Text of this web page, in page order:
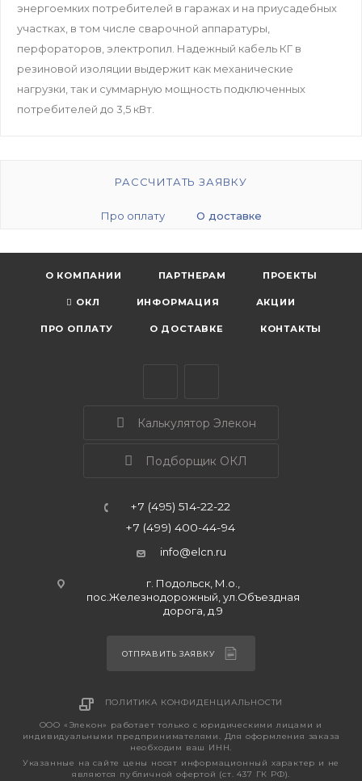
энергоемких потребителей в гаражах и на приусадебных
участках, в том числе сварочной аппаратуры,
перфораторов, электропил. Надежный кабель КГ в
резиновой изоляции выдержит как механические
нагрузки, так и суммарную мощность подключенных
потребителей до 3,5 кВт.
РАССЧИТАТЬ ЗАЯВКУ
Про оплату О доставке
О КОМПАНИИ ПАРТНЕРАМ ПРОЕКТЫ
ОКЛ ИНФОРМАЦИЯ АКЦИИ
ПРО ОПЛАТУ О ДОСТАВКЕ КОНТАКТЫ
Калькулятор Элекон
Подборщик ОКЛ
+7 (495) 514-22-22
+7 (499) 400-44-94
info@elcn.ru
г. Подольск, М.о.,
пос.Железнодорожный, ул.Объездная
дорога, д.9
ОТПРАВИТЬ ЗАЯВКУ
ПОЛИТИКА КОНФИДЕНЦИАЛЬНОСТИ
ООО «Элекон» работает только с юридическими лицами и
индивидуальными предпринимателями. Для оформления заказа
необходим ваш ИНН.
Указанные на сайте цены носят информационный характер и не
являются публичной офертой (ст. 437 ГК РФ).